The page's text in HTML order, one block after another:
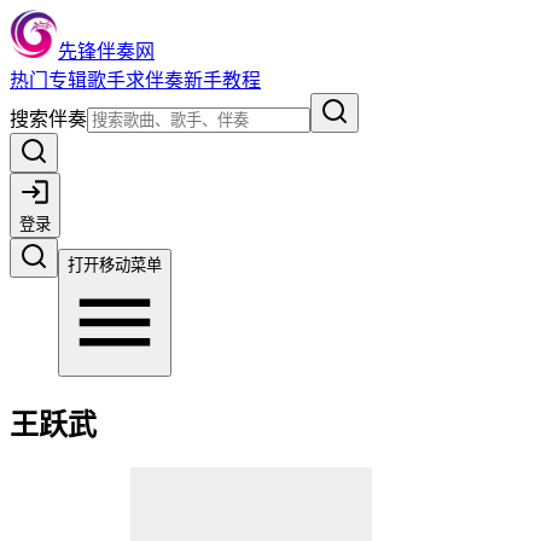
先锋伴奏网
热门 专辑歌手求伴奏新手教程
搜索伴奏
登录
打开移动菜单
王跃武